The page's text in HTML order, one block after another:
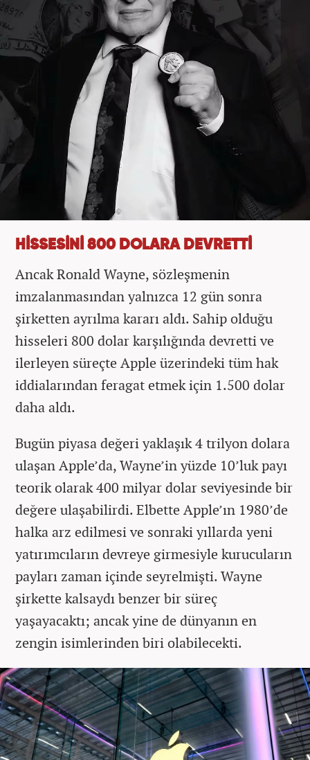
HİSSESİNİ 800 DOLARA DEVRETTİ
Ancak Ronald Wayne, sözleşmenin
imzalanmasından yalnızca 12 gün sonra
şirketten ayrılma kararı aldı. Sahip olduğu
hisseleri 800 dolar karşılığında devretti ve
ilerleyen süreçte Apple üzerindeki tüm hak
iddialarından feragat etmek için 1.500 dolar
daha aldı.
Bugün piyasa değeri yaklaşık 4 trilyon dolara
ulaşan Apple’da, Wayne’in yüzde 10’luk payı
teorik olarak 400 milyar dolar seviyesinde bir
değere ulaşabilirdi. Elbette Apple’ın 1980’de
halka arz edilmesi ve sonraki yıllarda yeni
yatırımcıların devreye girmesiyle kurucuların
payları zaman içinde seyrelmişti. Wayne
şirkette kalsaydı benzer bir süreç
yaşayacaktı; ancak yine de dünyanın en
zengin isimlerinden biri olabilecekti.